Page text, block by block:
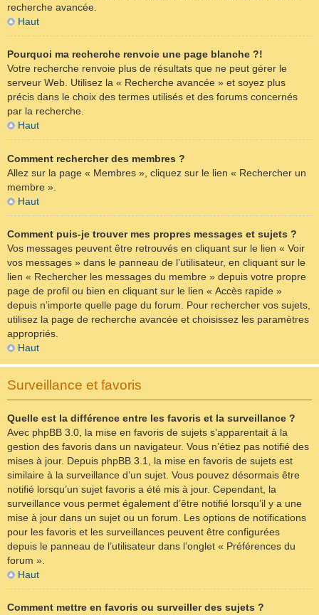
recherche avancée.
Haut
Pourquoi ma recherche renvoie une page blanche ?!
Votre recherche renvoie plus de résultats que ne peut gérer le
serveur Web. Utilisez la « Recherche avancée » et soyez plus
précis dans le choix des termes utilisés et des forums concernés
par la recherche.
Haut
Comment rechercher des membres ?
Allez sur la page « Membres », cliquez sur le lien « Rechercher un
membre ».
Haut
Comment puis-je trouver mes propres messages et sujets ?
Vos messages peuvent être retrouvés en cliquant sur le lien « Voir
vos messages » dans le panneau de l’utilisateur, en cliquant sur le
lien « Rechercher les messages du membre » depuis votre propre
page de profil ou bien en cliquant sur le lien « Accès rapide »
depuis n’importe quelle page du forum. Pour rechercher vos sujets,
utilisez la page de recherche avancée et choisissez les paramètres
appropriés.
Haut
Surveillance et favoris
Quelle est la différence entre les favoris et la surveillance ?
Avec phpBB 3.0, la mise en favoris de sujets s’apparentait à la
gestion des favoris dans un navigateur. Vous n’étiez pas notifié des
mises à jour. Depuis phpBB 3.1, la mise en favoris de sujets est
similaire à la surveillance d’un sujet. Vous pouvez désormais être
notifié lorsqu’un sujet favoris a été mis à jour. Cependant, la
surveillance vous permet également d’être notifié lorsqu’il y a une
mise à jour dans un sujet ou un forum. Les options de notifications
pour les favoris et les surveillances peuvent être configurées
depuis le panneau de l’utilisateur dans l’onglet « Préférences du
forum ».
Haut
Comment mettre en favoris ou surveiller des sujets ?